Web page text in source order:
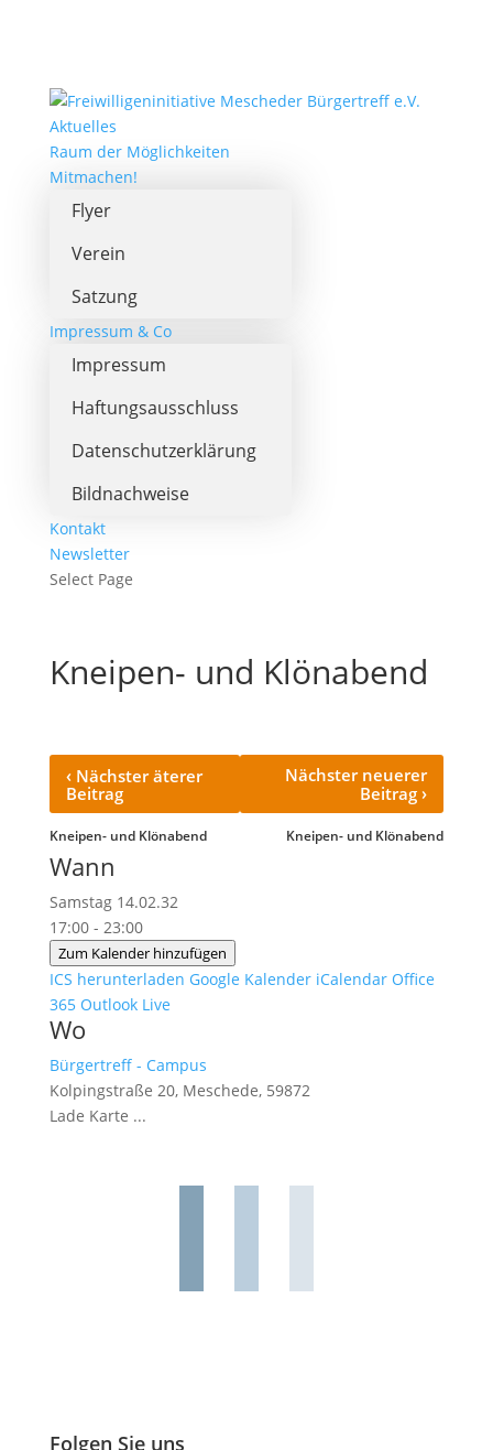
Aktuelles
Raum der Möglichkeiten
Mitmachen!
Flyer
Verein
Satzung
Impressum & Co
Impressum
Haftungsausschluss
Datenschutzerklärung
Bildnachweise
Kontakt
Newsletter
Select Page
Kneipen- und Klönabend
‹Nächster äterer
Beitrag
Kneipen- und Klönabend
Nächster neuerer
Beitrag›
Kneipen- und Klönabend
Wann
Samstag 14.02.32
17:00 - 23:00
Zum Kalender hinzufügen
ICS herunterladen Google Kalender iCalendar Office
365 Outlook Live
Wo
Bürgertreff - Campus
Kolpingstraße 20, Meschede, 59872
Lade Karte ...
Folgen Sie uns